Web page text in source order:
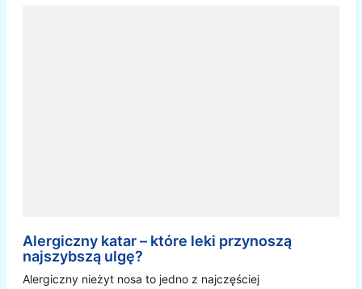
Alergiczny katar – które leki przynoszą
najszybszą ulgę?
Alergiczny nieżyt nosa to jedno z najczęściej